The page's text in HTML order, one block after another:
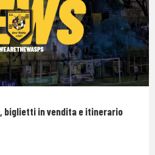
biglietti in vendita e itinerario